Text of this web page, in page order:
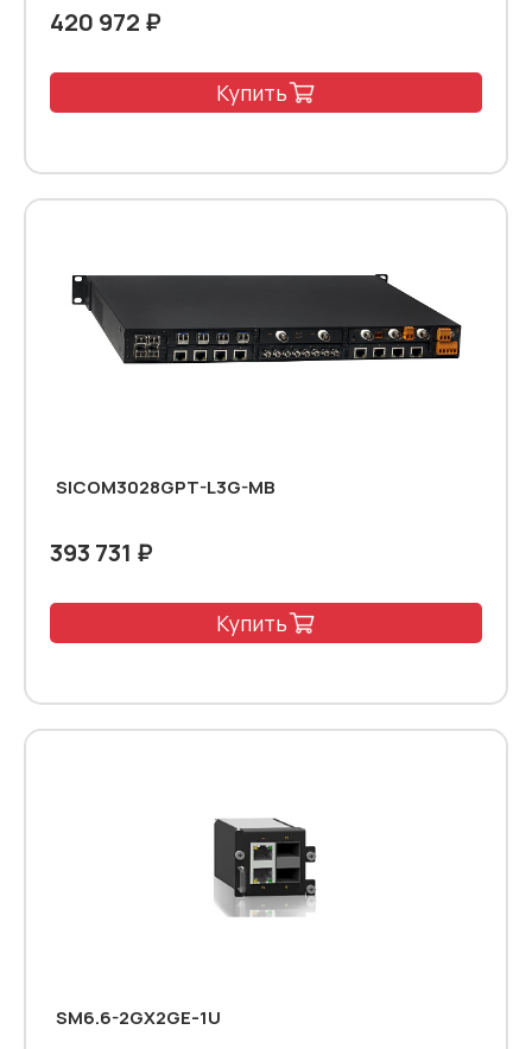
420 972 ₽
Купить
SICOM3028GPT-L3G-MB
393 731 ₽
Купить
SM6.6-2GX2GE-1U